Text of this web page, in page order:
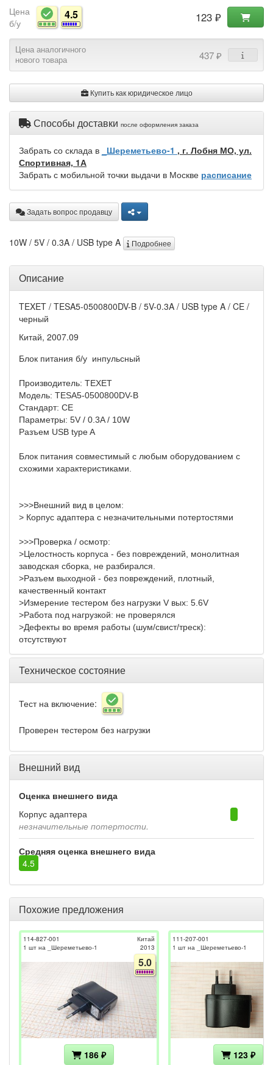
Цена
б/у
4.5 123 ₽
Цена аналогичного
нового товара
437 ₽
Купить как юридическое лицо
Способы доставки после оформления заказа
Забрать со склада в _Шереметьево-1 , г. Лобня МО, ул.
Спортивная, 1А
Забрать с мобильной точки выдачи в Москве расписание
Задать вопрос продавцу
10W / 5V / 0.3A / USB type A Подробнее
Описание
TEXET / TESA5-0500800DV-B / 5V-0.3A / USB type A / CE /
черный
Китай, 2007.09
Блок питания б/у инпульсный
Производитель: TEXET
Модель: TESA5-0500800DV-B
Стандарт: CE
Параметры: 5V / 0.3A / 10W
Разъем USB type A
Блок питания совместимый с любым оборудованием с
схожими характеристиками.
>>>Внешний вид в целом:
> Корпус адаптера с незначительными потертостями
>>>Проверка / осмотр:
>Целостность корпуса - без повреждений, монолитная
заводская сборка, не разбирался.
>Разъем выходной - без повреждений, плотный,
качественный контакт
>Измерение тестером без нагрузки V вых: 5.6V
>Работа под нагрузкой: не проверялся
>Дефекты во время работы (шум/свист/треск):
отсутствуют
Техническое состояние
Тест на включение:
Проверен тестером без нагрузки
Внешний вид
Оценка внешнего вида
Корпус адаптера
незначительные потертости.
Средняя оценка внешнего вида
4.5
Похожие предложения
114-827-001
1 шт на _Шереметьево-1
Китай
2013
5.0
186 ₽
111-207-001
1 шт на _Шереметьево-1
123 ₽